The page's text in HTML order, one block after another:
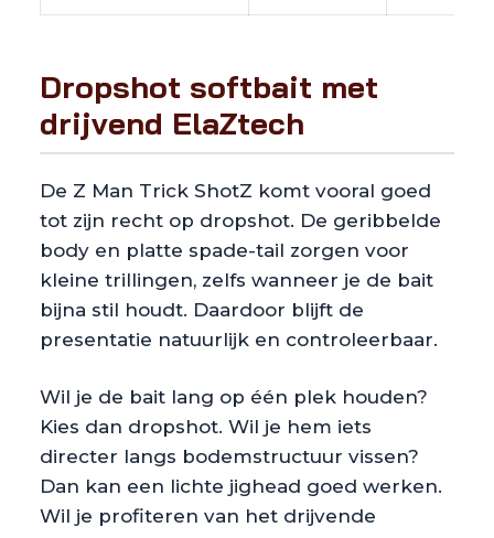
Dropshot softbait met
drijvend ElaZtech
De Z Man Trick ShotZ komt vooral goed
tot zijn recht op dropshot. De geribbelde
body en platte spade-tail zorgen voor
kleine trillingen, zelfs wanneer je de bait
bijna stil houdt. Daardoor blijft de
presentatie natuurlijk en controleerbaar.
Wil je de bait lang op één plek houden?
Kies dan dropshot. Wil je hem iets
directer langs bodemstructuur vissen?
Dan kan een lichte jighead goed werken.
Wil je profiteren van het drijvende